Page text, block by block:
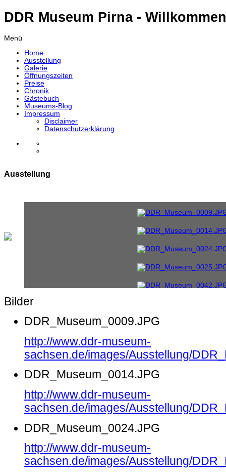
DDR Museum Pirna -
Menü
Home
Ausstellung
Galerie
Öffnungszeiten
Preise
Chronik
Gästebuch
Museums-Blog
Impressum
Disclaimer
Datenschutzerklärung
Ausstellung
Bilder
DDR_Museum_0009.JPG
http://www.ddr-museum-
sachsen.de/images/Ausstellung/
DDR_Museum_0014.JPG
http://www.ddr-museum-
sachsen.de/images/Ausstellung/
DDR_Museum_0024.JPG
http://www.ddr-museum-
sachsen.de/images/Ausstellung/